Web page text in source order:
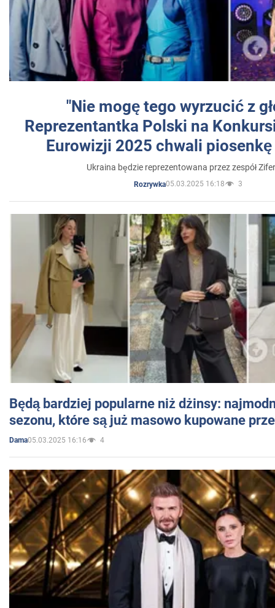
"Nie mogę tego wyrzucić z
Reprezentantka Polski na
Eurowizji 2025 chwali
Ukraina będzie reprezentowana przez zespół
Rozrywka05.03.2025 16:18 3
Będą bardziej popularne niż dżinsy:
sezonu, które są już masowo kupowane
Dama05.03.2025 16:16 4